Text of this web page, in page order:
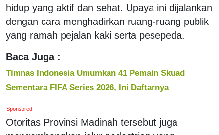
hidup yang aktif dan sehat. Upaya ini dijalankan
dengan cara menghadirkan ruang-ruang publik
yang ramah pejalan kaki serta pesepeda.
Baca Juga :
Timnas Indonesia Umumkan 41 Pemain Skuad
Sementara FIFA Series 2026, Ini Daftarnya
Sponsored
Otoritas Provinsi Madinah tersebut juga